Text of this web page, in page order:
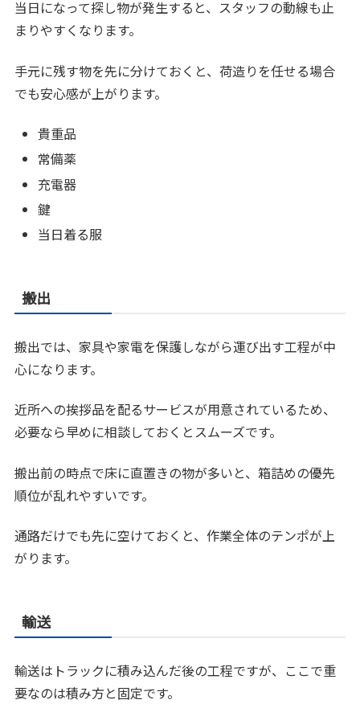
当日になって探し物が発生すると、スタッフの動線も止
まりやすくなります。
手元に残す物を先に分けておくと、荷造りを任せる場合
でも安心感が上がります。
貴重品
常備薬
充電器
鍵
当日着る服
搬出
搬出では、家具や家電を保護しながら運び出す工程が中
心になります。
近所への挨拶品を配るサービスが用意されているため、
必要なら早めに相談しておくとスムーズです。
搬出前の時点で床に直置きの物が多いと、箱詰めの優先
順位が乱れやすいです。
通路だけでも先に空けておくと、作業全体のテンポが上
がります。
輸送
輸送はトラックに積み込んだ後の工程ですが、ここで重
要なのは積み方と固定です。